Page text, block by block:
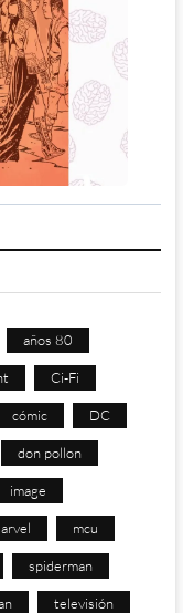
años 80
Ci-Fi
cómic DC
don pollon
image
mcu
spiderman
televisión